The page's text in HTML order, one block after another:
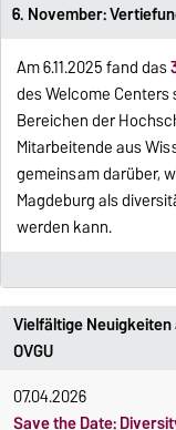
6. November:
Am 6.11.2025 fand das
des Welcome
Bereichen der
Mitarbeitende aus
gemeinsam darüber,
Magdeburg als
werden kann.
Vielfältige
OVGU
07.04.2026
Save the Date: